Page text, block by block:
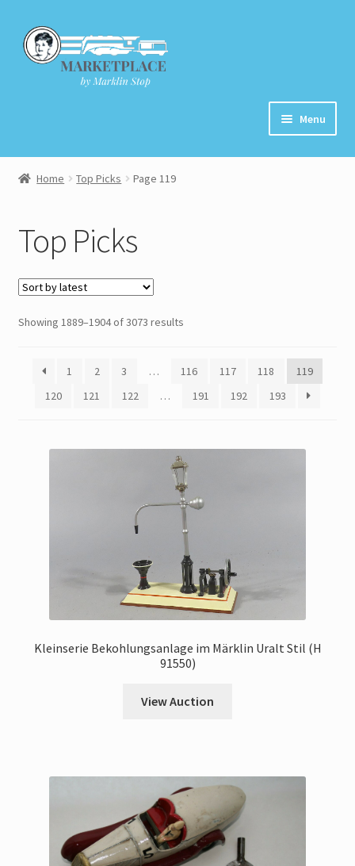
Skip
to
navigation
Skip
to
content
Menu
Home
Cart
Checkout
Contact
My Account
Stores
Home Top Picks Page 119
Top Picks
Showing 1889–1904 of 3073 results
1 2 3 … 116 117 118
119
120
121 122 … 191 192 193
Kleinserie Bekohlungsanlage im Märklin Uralt Stil (H
91550)
View Auction